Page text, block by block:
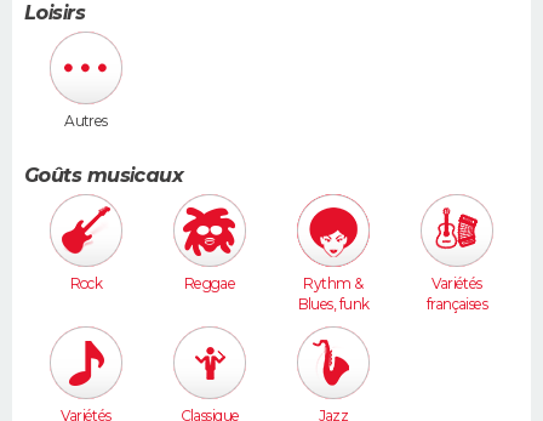
Loisirs
Autres
Goûts musicaux
Rock Reggae
Rythm &
Blues, funk
Variétés
françaises
Variétés
Classique Jazz